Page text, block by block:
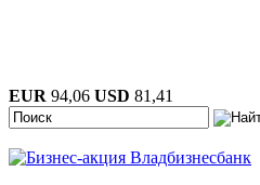
EUR 94,06 USD 81,41